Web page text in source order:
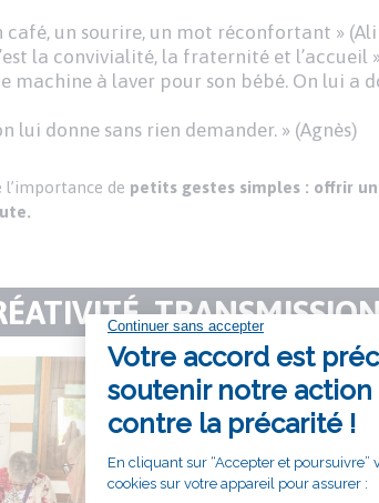
café, un sourire, un mot réconfortant »
la convivialité, la fraternité et l’accueil
machine à laver pour son bébé. On lui a
lui donne sans rien demander. » (Agnès)
l’importance de petits gestes simples : offrir
L’après-midi a
ateliers
Chaque groupe de
techniques, partagé
roses - trouvent
véritable vitrine de